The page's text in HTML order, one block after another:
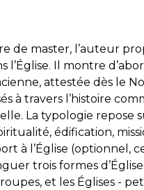
de master, l’auteur
Il montre
attestée dès le
à travers l’histoire
La typologie repose
édification,
à l’Église (optionnel,
trois formes
et les Églises -